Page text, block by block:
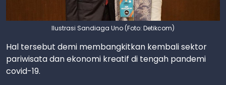
Ilustrasi Sandiaga Uno (Foto: Detikcom)
Hal tersebut demi membangkitkan kembali sektor
pariwisata dan ekonomi kreatif di tengah pandemi
covid-19.